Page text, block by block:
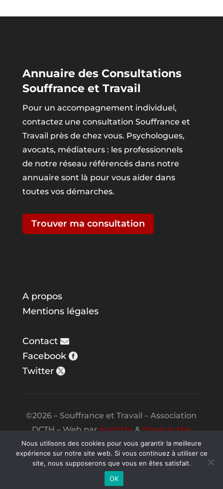
Annuaire des Consultations
Souffrance et Travail
Pour un accompagnement individuel,
contactez une consultation Souffrance et
Travail près de chez vous. Psychologues,
avocats, médiateurs : les professionnels
de notre réseau référencés dans notre
annuaire sont là pour vous aider dans
toutes vos démarches.
Trouver ma consultation
A propos
Mentions légales
Contact
Facebook
Twitter
©2026 – Souffrance et Travail – Association
DCTH – Web parKarlotta&Steve in the
Night
Nous utilisons des cookies pour vous garantir la meilleure
expérience sur notre site web. Si vous continuez à utiliser ce
site, nous supposerons que vous en êtes satisfait.
OK